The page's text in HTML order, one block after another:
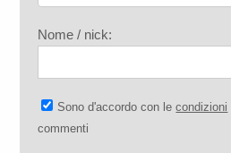
Nome / nick:
Sono d'accordo con lecondizioni
commenti